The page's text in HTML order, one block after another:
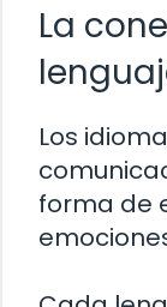
La
Los
forma de